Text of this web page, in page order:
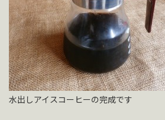
水出しアイスコーヒーの完成です